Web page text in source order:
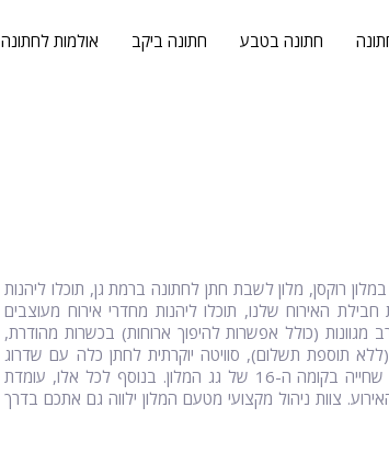
חתונה בטבע חתונה ביקב אולמות לחתונה
רוקסן, מלון לשבת חתן לחתונה ברמת גן, תוכלו ליהנות
המיועדת למשפחות וקבוצות מעל 40 איש. במסגרת חבילת האירוח שלנו, תוכלו ליהנות מחדרי אירוח מעוצבים
מגוונות (כולל אפשרות להיפוך ארוחות) בכשרות מהודרת,
תוספת תשלום), סוויטה יוקרתית לחתן כלה עם שדרוג
לחבילת VIP (ללא עלות) ושימוש חופשי במתקני המלון הכוללים בין היתר בריכת שחייה בקומה ה-16 של גג המלון. בנוסף לכל אלו, עומדת
צוות ניהול מקצועי מטעם המלון ילווה גם אתכם בדרך